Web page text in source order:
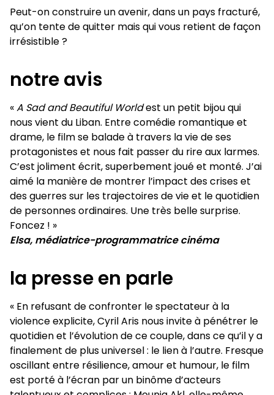
Peut-on construire un avenir, dans un pays fracturé,
qu’on tente de quitter mais qui vous retient de façon
irrésistible ?
notre avis
«A Sad and Beautiful Worldest un petit bijou qui
nous vient du Liban. Entre comédie romantique et
drame, le film se balade à travers la vie de ses
protagonistes et nous fait passer du rire aux larmes.
C’est joliment écrit, superbement joué et monté. J’ai
aimé la manière de montrer l’impact des crises et
des guerres sur les trajectoires de vie et le quotidien
de personnes ordinaires. Une très belle surprise.
Foncez ! »
Elsa, médiatrice-programmatrice cinéma
la presse en parle
« En refusant de confronter le spectateur à la
violence explicite, Cyril Aris nous invite à pénétrer le
quotidien et l’évolution de ce couple, dans ce qu’il y a
finalement de plus universel : le lien à l’autre. Fresque
oscillant entre résilience, amour et humour, le film
est porté à l’écran par un binôme d’acteurs